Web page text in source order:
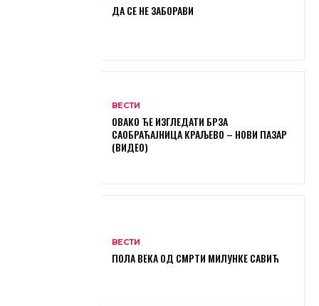
ДА СЕ НЕ ЗАБОРАВИ
ВЕСТИ
ОВАКО ЋЕ ИЗГЛЕДАТИ БРЗА
САОБРАЋАЈНИЦА КРАЉЕВО – НОВИ ПАЗАР
(ВИДЕО)
ВЕСТИ
ПОЛА ВЕКА ОД СМРТИ МИЛУНКЕ САВИЋ